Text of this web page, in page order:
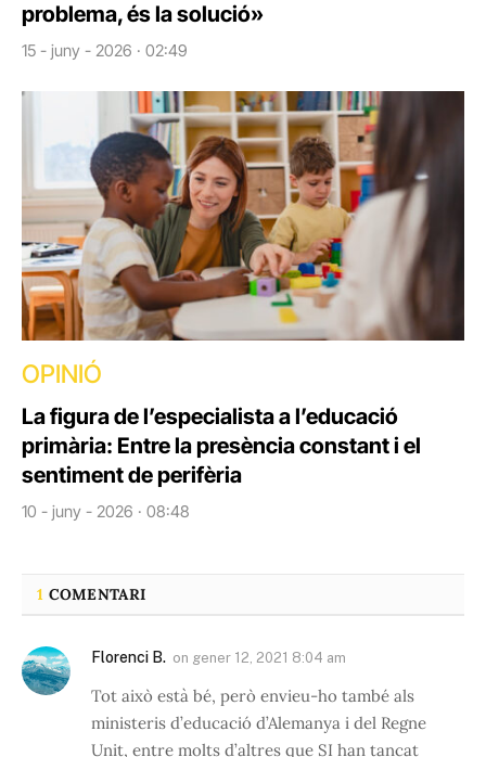
problema, és la solució»
15 - juny - 2026 · 02:49
OPINIÓ
La figura de l’especialista a l’educació
primària: Entre la presència constant i el
sentiment de perifèria
10 - juny - 2026 · 08:48
1 COMENTARI
Florenci B. on gener 12, 2021 8:04 am
Tot això està bé, però envieu-ho també als
ministeris d’educació d’Alemanya i del Regne
Unit, entre molts d’altres que SI han tancat